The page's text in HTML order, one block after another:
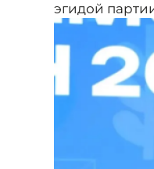
эгидой